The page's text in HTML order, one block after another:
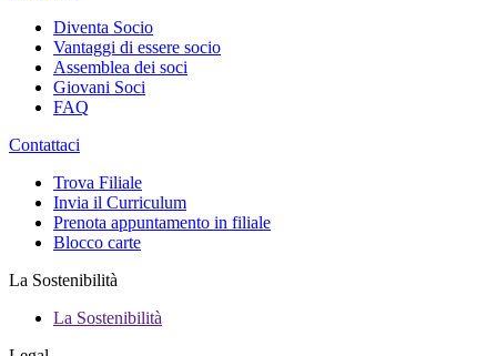
Diventa Socio
Vantaggi di essere socio
Assemblea dei soci
Giovani Soci
FAQ
Contattaci
Trova Filiale
Invia il Curriculum
Prenota appuntamento in filiale
Blocco carte
La Sostenibilità
La Sostenibilità